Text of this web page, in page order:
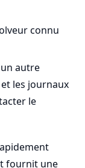
connu
autre
les journaux
le
fournit une